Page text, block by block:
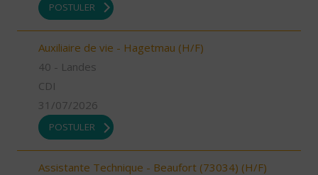
POSTULER
Auxiliaire de vie - Hagetmau (H/F)
40 - Landes
CDI
31/07/2026
POSTULER
Assistante Technique - Beaufort (73034) (H/F)